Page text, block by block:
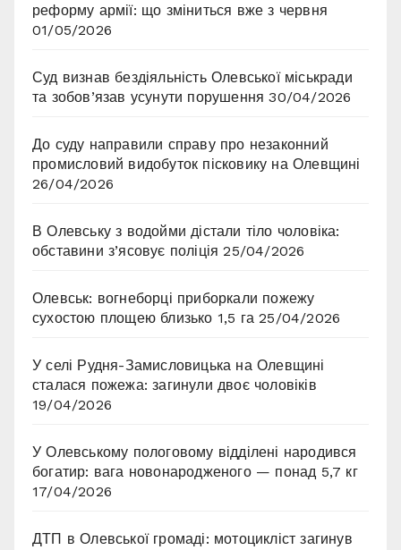
реформу армії: що зміниться вже з червня
01/05/2026
Суд визнав бездіяльність Олевської міськради
та зобов’язав усунути порушення 30/04/2026
До суду направили справу про незаконний
промисловий видобуток пісковику на Олевщині
26/04/2026
В Олевську з водойми дістали тіло чоловіка:
обставини з’ясовує поліція 25/04/2026
Олевськ: вогнеборці приборкали пожежу
сухостою площею близько 1,5 га 25/04/2026
У селі Рудня-Замисловицька на Олевщині
сталася пожежа: загинули двоє чоловіків
19/04/2026
У Олевському пологовому відділені народився
богатир: вага новонародженого — понад 5,7 кг
17/04/2026
ДТП в Олевської громаді: мотоцикліст загинув